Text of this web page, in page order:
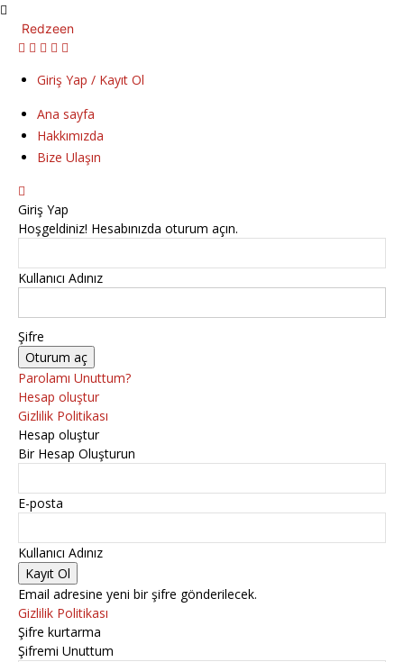
Redzeen
Giriş Yap / Kayıt Ol
Ana sayfa
Hakkımızda
Bize Ulaşın
Giriş Yap
Hoşgeldiniz! Hesabınızda oturum açın.
Kullanıcı Adınız
Şifre
Parolamı Unuttum?
Hesap oluştur
Gizlilik Politikası
Hesap oluştur
Bir Hesap Oluşturun
E-posta
Kullanıcı Adınız
Email adresine yeni bir şifre gönderilecek.
Gizlilik Politikası
Şifre kurtarma
Şifremi Unuttum